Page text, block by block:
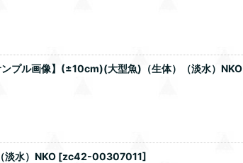
ンプル画像】(±10cm)(大型魚)（生体）（淡水）NKO
淡水）NKO [zc42-00307011]